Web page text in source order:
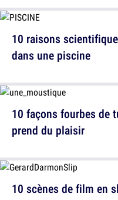
10 raisons
dans une piscine
10 scènes de film en
10 façons fourbes de
prend du plaisir